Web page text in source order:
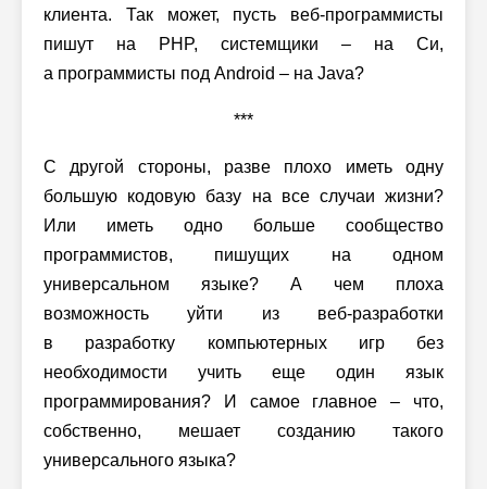
клиента. Так может, пусть веб-программисты
пишут на PHP, системщики – на Си,
а программисты под Android – на Java?
***
С другой стороны, разве плохо иметь одну
большую кодовую базу на все случаи жизни?
Или иметь одно больше сообщество
программистов, пишущих на одном
универсальном языке? А чем плоха
возможность уйти из веб-разработки
в разработку компьютерных игр без
необходимости учить еще один язык
программирования? И самое главное – что,
собственно, мешает созданию такого
универсального языка?